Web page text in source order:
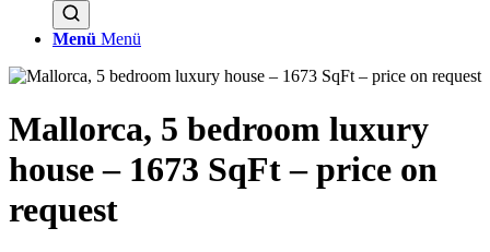
Menü Menü
Mallorca, 5 bedroom luxury
house – 1673 SqFt – price on
request